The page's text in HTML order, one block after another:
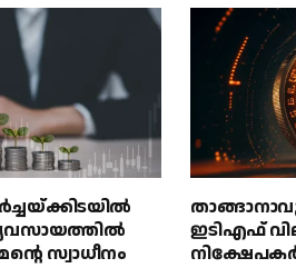
സ്വാധീനം
ഇടിഎഫ്